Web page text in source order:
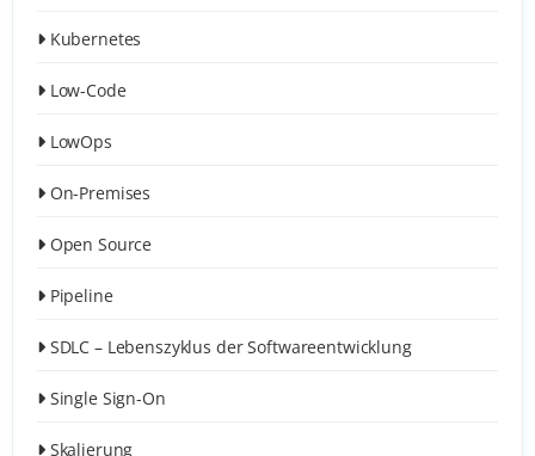
Kubernetes
Low-Code
LowOps
On-Premises
Open Source
Pipeline
SDLC – Lebenszyklus der Softwareentwicklung
Single Sign-On
Skalierung